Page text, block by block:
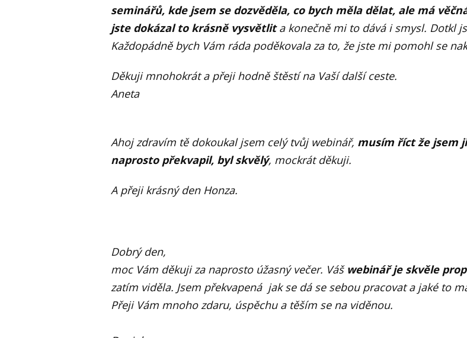
seminářů, kde jsem se dozvěděla, co bych měla dělat, ale má
jste dokázal to krásně vysvětlita konečně mi to dává i smysl. Dotkl
Každopádně bych Vám ráda poděkovala za to, že jste mi pomohl se
Děkuji mnohokrát a přeji hodně štěstí na Vaší další ceste.
Aneta
Ahoj zdravím tě dokoukal jsem celý tvůj webinář, musím říct že jsem
naprosto překvapil, byl skvělý, mockrát děkuji.
A přeji krásný den Honza.
Dobrý den,
moc Vám děkuji za naprosto úžasný večer. Váš webinář je skvěle
zatím viděla. Jsem překvapená jak se dá se sebou pracovat a jaké to
Přeji Vám mnoho zdaru, úspěchu a těším se na viděnou.